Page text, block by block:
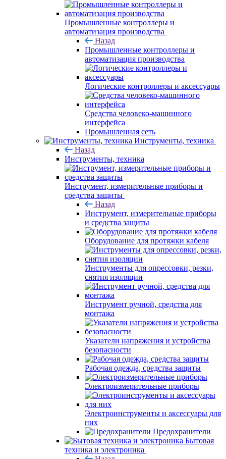
Промышленные контроллеры и
автоматизация производства
Назад
Промышленные контроллеры и
автоматизация производства
Логические контроллеры и аксессуары
Средства человеко-машинного
интерфейса
Промышленная сеть
Инструменты, техника
Назад
Инструменты, техника
Инструмент, измерительные приборы и
средства защиты
Назад
Инструмент, измерительные приборы
и средства защиты
Оборудование для протяжки кабеля
Инструменты для опрессовки, резки,
снятия изоляции
Инструмент ручной, средства для
монтажа
Указатели напряжения и устройства
безопасности
Рабочая одежда, средства защиты
Электроизмерительные приборы
Электроинструменты и аксессуары для
них
Предохранители
Бытовая
техника и электроника